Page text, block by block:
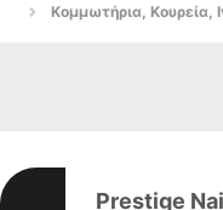
Κομμωτήρια, Κουρεία,
Prestige